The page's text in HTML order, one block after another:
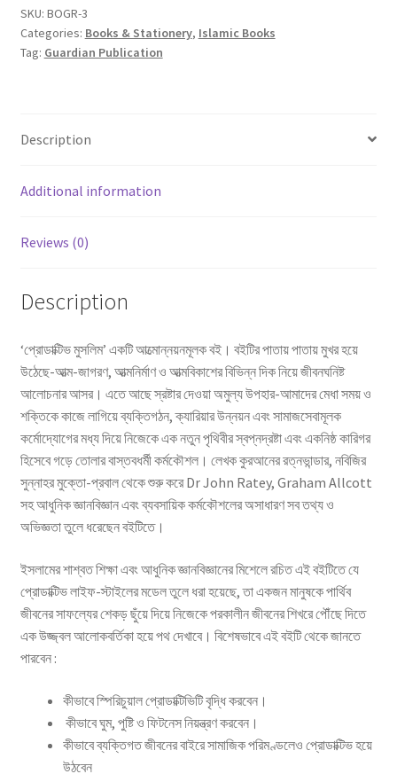
SKU: BOGR-3
Categories: Books & Stationery, Islamic Books
Tag: Guardian Publication
Description
Additional information
Reviews (0)
Description
‘প্রােডাক্টিভ মুসলিম’ একটি আত্মােন্নয়নমূলক বই। বইটির পাতায় পাতায় মুখর হয়ে
উঠেছে-আত্ম-জাগরণ, আত্মনির্মাণ ও আত্মবিকাশের বিভিন্ন দিক নিয়ে জীবনঘনিষ্ট
আলােচনার আসর। এতে আছে স্রষ্টার দেওয়া অমুল্য উপহার-আমাদের মেধা সময় ও
শক্তিকে কাজে লাগিয়ে ব্যক্তিগঠন, ক্যারিয়ার উন্নয়ন এবং সামাজসেবামূলক
কর্মোদ্যোগের মধ্য দিয়ে নিজেকে এক নতুন পৃথিবীর স্বপ্নদ্রষ্টা এবং একনিষ্ঠ কারিগর
হিসেবে গড়ে তােলার বাস্তবধর্মী কর্মকৌশল। লেখক কুরআনের রত্নভান্ডার, নবিজির
সুন্নাহর মুক্তো-প্রবাল থেকে শুরু করে Dr John Ratey, Graham Allcott
সহ আধুনিক জ্ঞানবিজ্ঞান এবং ব্যবসায়িক কর্মকৌশলের অসাধারণ সব তথ্য ও
অভিজ্ঞতা তুলে ধরেছেন বইটিতে।
ইসলামের শাশ্বত শিক্ষা এবং আধুনিক জ্ঞানবিজ্ঞানের মিশেলে রচিত এই বইটিতে যে
প্রােডাক্টিভ লাইফ-স্টাইলের মডেল তুলে ধরা হয়েছে, তা একজন মানুষকে পার্থিব
জীবনের সাফল্যের শেকড় ছুঁয়ে দিয়ে নিজেকে পরকালীন জীবনের শিখরে পৌঁছে দিতে
এক উজ্জ্বল আলােকবর্তিকা হয়ে পথ দেখাবে। বিশেষভাবে এই বইটি থেকে জানতে
পারবেন :
কীভাবে স্পিরিচুয়াল প্রােডাক্টিভিটি বৃদ্ধি করবেন।
কীভাবে ঘুম, পুষ্টি ও ফিটনেস নিয়ন্ত্রণ করবেন।
কীভাবে ব্যক্তিগত জীবনের বাইরে সামাজিক পরিমণ্ডলেও প্রােডাক্টিভ হয়ে
উঠবেন